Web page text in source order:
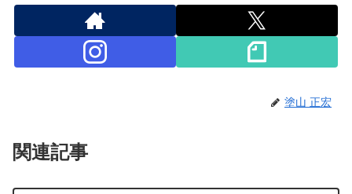
塗山 正宏
関連記事